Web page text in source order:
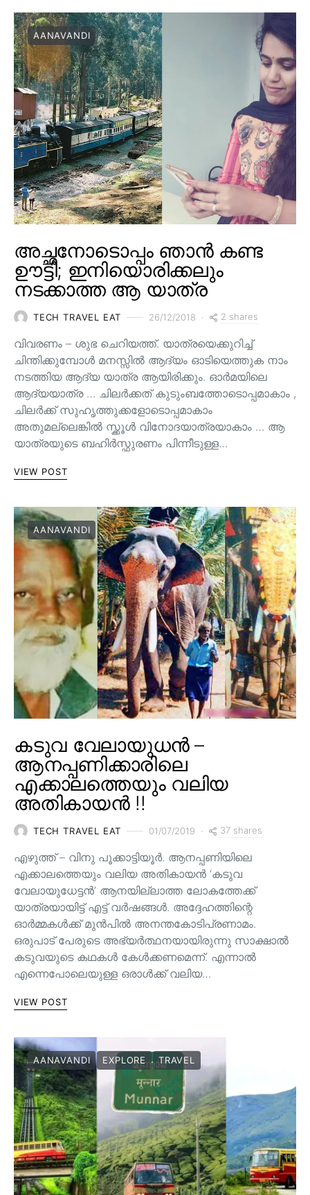
AANAVANDI
അച്ഛനോടൊപ്പം ഞാൻ കണ്ട
ഊട്ടി; ഇനിയൊരിക്കലും
നടക്കാത്ത ആ യാത്ര
TECH TRAVEL EAT 26/12/2018 2 shares
വിവരണം – ശുഭ ചെറിയത്ത്. യാത്രയെക്കുറിച്ച്
ചിന്തിക്കുമ്പോൾ മനസ്സിൽ ആദ്യം ഓടിയെത്തുക നാം
നടത്തിയ ആദ്യ യാത്ര ആയിരിക്കും. ഓർമയിലെ
ആദ്യയാത്ര … ചിലർക്കത് കുടുംബത്തോടൊപ്പമാകാം ,
ചിലർക്ക് സുഹൃത്തുക്കളോടൊപ്പമാകാം
അതുമല്ലെങ്കിൽ സ്ക്കൂൾ വിനോദയാത്രയാകാം … ആ
യാത്രയുടെ ബഹിർസ്ഫുരണം പിന്നീടുള്ള…
VIEW POST
AANAVANDI
കടുവ വേലായുധൻ –
ആനപ്പണിക്കാരിലെ
എക്കാലത്തെയും വലിയ
അതികായൻ !!
TECH TRAVEL EAT 01/07/2019 37 shares
എഴുത്ത് – വിനു പൂക്കാട്ടിയൂർ. ആനപ്പണിയിലെ
എക്കാലത്തെയും വലിയ അതികായൻ ‘കടുവ
വേലായുധേട്ടൻ’ ആനയില്ലാത്ത ലോകത്തേക്ക്
യാത്രയായിട്ട് എട്ട് വർഷങ്ങൾ. അദ്ദേഹത്തിന്റെ
ഓർമ്മകൾക്ക് മുൻപിൽ അനന്തകോടിപ്രണാമം.
ഒരുപാട് പേരുടെ അഭ്യർത്ഥനയായിരുന്നു സാക്ഷാൽ
കടുവയുടെ കഥകൾ കേൾക്കണമെന്ന്. എന്നാൽ
എന്നെപോലെയുള്ള ഒരാൾക്ക് വലിയ…
VIEW POST
AANAVANDI EXPLORE TRAVEL